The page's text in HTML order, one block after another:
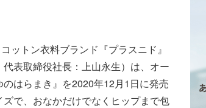
ットン衣料ブランド『プラスニド』
表取締役社長：上山永生）は、オー
はらまき』を2020年12月1日に発売
で、おなかだけでなくヒップまで包